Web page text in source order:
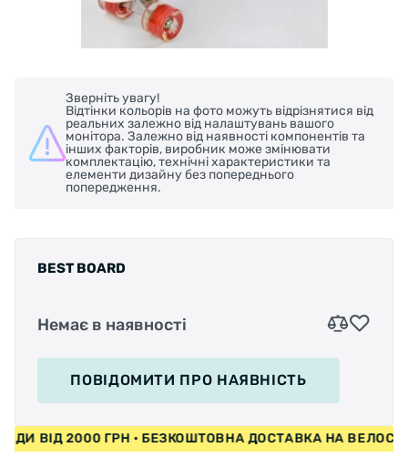
Зверніть увагу!
Відтінки кольорів на фото можуть відрізнятися від
реальних залежно від налаштувань вашого
монітора. Залежно від наявності компонентів та
інших факторів, виробник може змінювати
комплектацію, технічні характеристики та
елементи дизайну без попереднього
попередження.
BEST BOARD
Немає в наявності
ПОВІДОМИТИ ПРО НАЯВНІСТЬ
ВІД 2000 ГРН • БЕЗКОШТОВНА ДОСТАВКА НА